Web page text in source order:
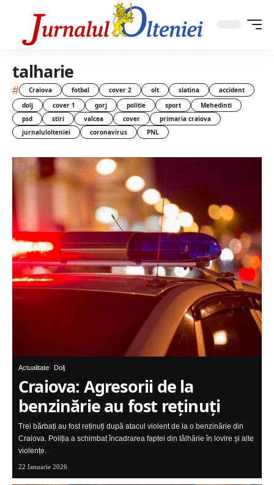
talharie
# Craiova fotbal cover 2 olt slatina
accident
dolj
cover 1 gorj politie sport
Mehedinti
psd
stiri valcea cover
primaria craiova
jurnalulolteniei
coronavirus PNL
Actualitate Dolj
Craiova: Agresorii de la
benzinărie au fost reținuți
Trei bărbați au fost reținuți după atacul violent de la o benzinărie din
Craiova. Poliția a schimbat încadrarea faptei din tâlhărie în lovire și alte
violențe.
22 Ianuarie 2026